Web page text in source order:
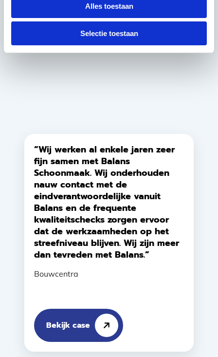
Alles toestaan
Selectie toestaan
“Wij werken al enkele jaren zeer
fijn samen met Balans
Schoonmaak. Wij onderhouden
nauw contact met de
eindverantwoordelijke vanuit
Balans en de frequente
kwaliteitschecks zorgen ervoor
dat de werkzaamheden op het
streefniveau blijven. Wij zijn meer
dan tevreden met Balans.”
Bouwcentra
Bekijk case